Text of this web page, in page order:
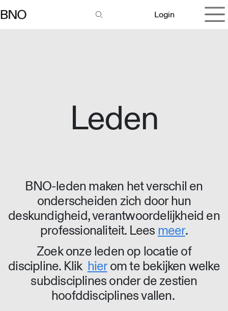
Login
Leden
BNO-leden maken het verschil en
onderscheiden zich door hun
deskundigheid, verantwoordelijkheid en
professionaliteit. Lees meer.
Zoek onze leden op locatie of
discipline. Klik hierom te bekijken welke
subdisciplines onder de zestien
hoofddisciplines vallen.